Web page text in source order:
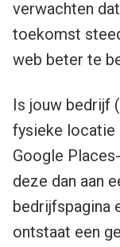
verwachten
toekomst
web beter te
Is jouw bedrijf
fysieke locatie
Google
deze dan aan
bedrijfspagina
ontstaat een